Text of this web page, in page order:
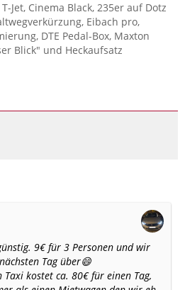
Jet, Cinema Black, 235er auf Dotz
Eibach pro,
DTE Pedal-Box, Maxton
Blick" und Heckaufsatz
9€ für 3 Personen und wir
Tag über😄
kostet ca. 80€ für einen Tag,